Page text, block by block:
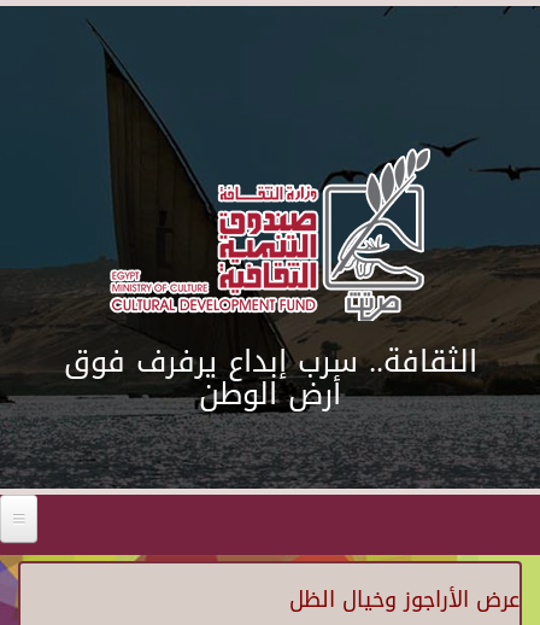
Skip to main content
الثقافة.. سرب إبداع يرفرف فوق
أرض الوطن
عرض الأراجوز وخيال الظل